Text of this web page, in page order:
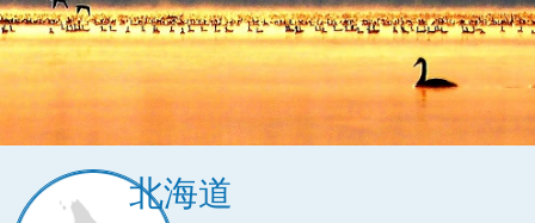
北海道